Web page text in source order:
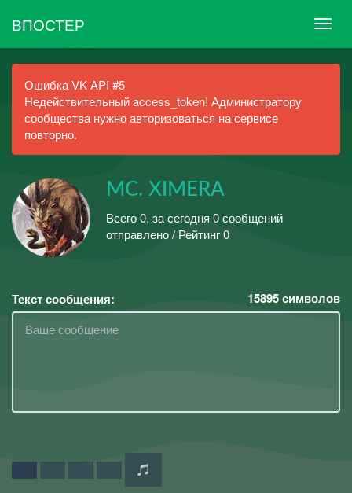
ВПОСТЕР
Ошибка VK API #5
Недействительный access_token! Администратору
сообщества нужно авторизоваться на сервисе
повторно.
MC. XIMERA
Всего 0, за сегодня 0 сообщений
отправлено / Рейтинг 0
Текст сообщения: 15895символов